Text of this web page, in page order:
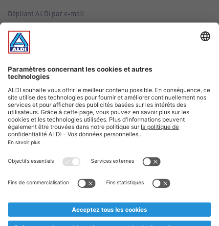
Dépliant ALDI par e-mail
Offres
Infos essentielles
Suivez ALDI Belgique
Textes marqués d'un astérisque et mentions légales
* Nous vendons ces articles temporairement et jusqu'à
au cas où, malgré le planning bien étudié, nous serions
prématurément en rupture de stock. Prix Recupel et TVA incl.
** Sur ce site, l’utilisation de la forme masculine a été adoptée